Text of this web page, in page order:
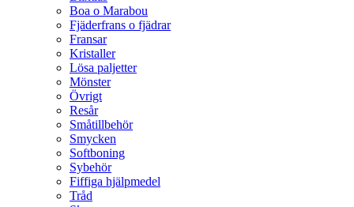
Boa o Marabou
Fjäderfrans o fjädrar
Fransar
Kristaller
Lösa paljetter
Mönster
Övrigt
Resår
Småtillbehör
Smycken
Softboning
Sybehör
Fiffiga hjälpmedel
Tråd